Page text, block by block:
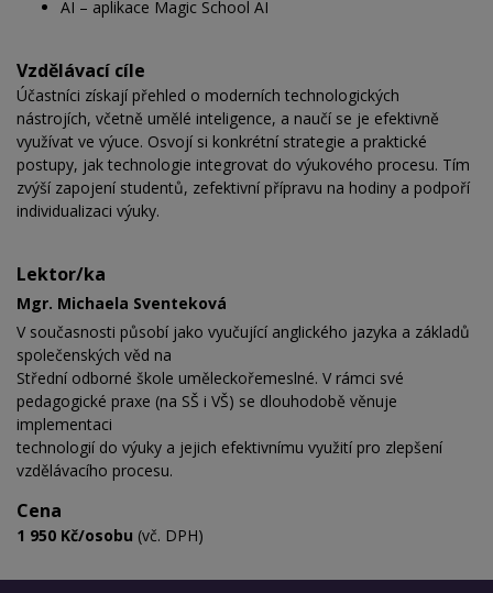
AI – aplikace Magic School AI
Vzdělávací cíle
Účastníci získají přehled o moderních technologických
nástrojích, včetně umělé inteligence, a naučí se je efektivně
využívat ve výuce. Osvojí si konkrétní strategie a praktické
postupy, jak technologie integrovat do výukového procesu. Tím
zvýší zapojení studentů, zefektivní přípravu na hodiny a podpoří
individualizaci výuky.
Lektor/ka
Mgr. Michaela Sventeková
V současnosti působí jako vyučující anglického jazyka a základů
společenských věd na
Střední odborné škole uměleckořemeslné. V rámci své
pedagogické praxe (na SŠ i VŠ) se dlouhodobě věnuje
implementaci
technologií do výuky a jejich efektivnímu využití pro zlepšení
vzdělávacího procesu.
Cena
1 950 Kč/osobu (vč. DPH)